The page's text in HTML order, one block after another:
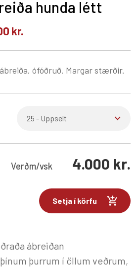
hunda létt
kr.
ófóðruð. Margar stærðir.
Verðm/vsk 4.000 kr.
Setja í körfu
ábreiðan
þurrum í öllum veðrum,